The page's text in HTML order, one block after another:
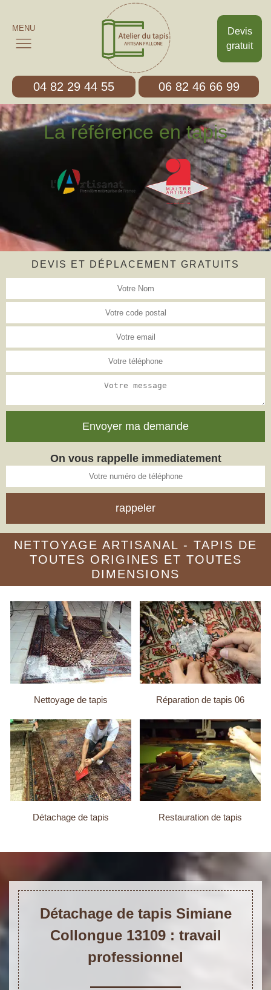
Devis
gratuit
MENU
04 82 29 44 55 06 82 46 66 99
La référence en tapis
DEVIS ET DÉPLACEMENT GRATUITS
On vous rappelle immediatement
NETTOYAGE ARTISANAL - TAPIS DE
TOUTES ORIGINES ET TOUTES
DIMENSIONS
Nettoyage de tapis Réparation de tapis 06
Détachage de tapis Restauration de tapis
Détachage de tapis Simiane
Collongue 13109 : travail
professionnel